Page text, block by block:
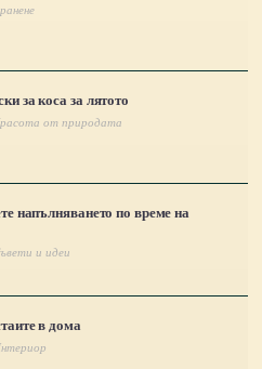
за коса за лятото
от природата
напълняването по време на
и идеи
в дома